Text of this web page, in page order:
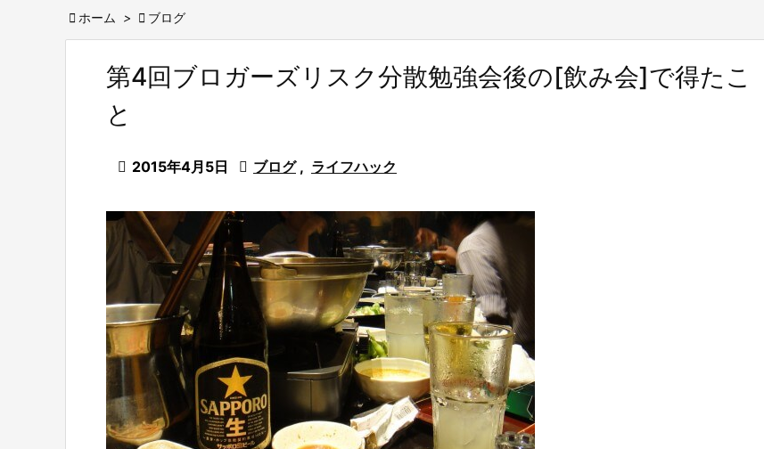
 ホーム >  ブログ
第4回ブロガーズリスク分散勉強会後の[飲み会]で得たこ
と
 2015年4月5日  ブログ , ライフハック